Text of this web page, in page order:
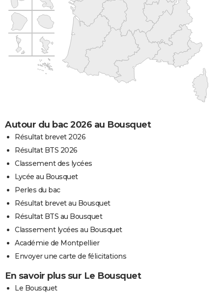
Autour du bac 2026 au Bousquet
Résultat brevet 2026
Résultat BTS 2026
Classement des lycées
Lycée au Bousquet
Perles du bac
Résultat brevet au Bousquet
Résultat BTS au Bousquet
Classement lycées au Bousquet
Académie de Montpellier
Envoyer une carte de félicitations
En savoir plus sur Le Bousquet
Le Bousquet